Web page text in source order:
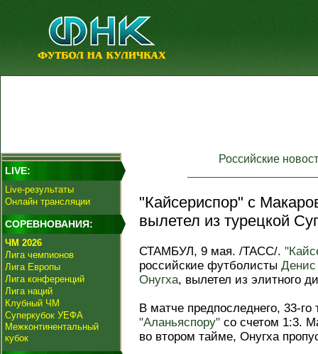
LIVE:
Live-результаты
Онлайн трансляции
СОРЕВНОВАНИЯ:
ЧМ 2026
Лига чемпионов
Лига Европы
Лига конференций
Лига наций
Клубный ЧМ
Суперкубок УЕФА
Межконтинентальный
кубок
Российские
"Кайсериспор" с
вылетел из турецкой
СТАМБУЛ, 9 мая. /ТАСС/.
российские футболисты Денис
Онугха, вылетел из элитного
В матче предпоследнего, 33-
"Аланьяспору" со счетом 1:3.
во втором тайме, Онугха